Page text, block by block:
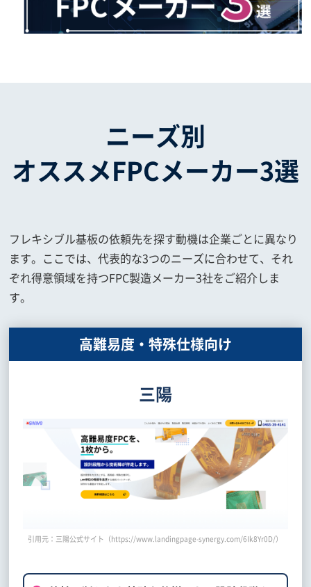
ニーズ別
オススメFPCメーカー3選
フレキシブル基板の依頼先を探す動機は企業ごとに異なり
ます。ここでは、代表的な3つのニーズに合わせて、それ
ぞれ得意領域を持つFPC製造メーカー3社をご紹介しま
す。
高難易度・特殊仕様向け
三陽
引用元：三陽公式サイト（https://www.landingpage-synergy.com/6Ik8Yr0D/）